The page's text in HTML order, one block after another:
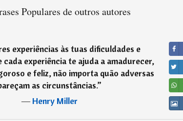
Populares de outros autores
experiências às tuas dificuldades e
experiência te ajuda a amadurecer,
e feliz, não importa quão adversas
as circunstâncias.”
―Henry Miller